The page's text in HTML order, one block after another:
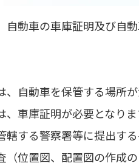
自動車の車庫証明及び自
自動車を保管する場所
、車庫証明が必要となり
轄する警察署等に提出す
位置図、配置図の作成の